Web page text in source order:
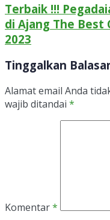
Terbaik !!!
di Ajang The
2023
Tinggalkan
Alamat email Anda
wajib ditandai *
Komentar*